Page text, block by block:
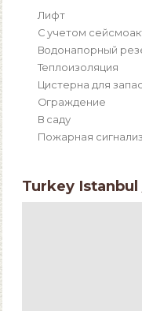
Лифт
С учетом
Водонапорный
Теплоизоляция
Цистерна для
Ограждение
В саду
Пожарная
Turkey Istanbul